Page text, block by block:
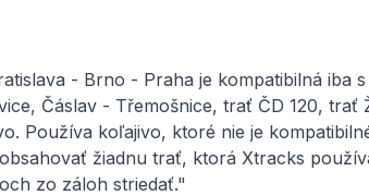
- Brno - Praha je kompatibilná iba
Čáslav - Třemošnice, trať ČD 120, trať
Používa koľajivo, ktoré nie je
žiadnu trať, ktorá Xtracks
zo záloh striedať."